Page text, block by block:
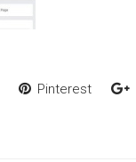
Pinterest